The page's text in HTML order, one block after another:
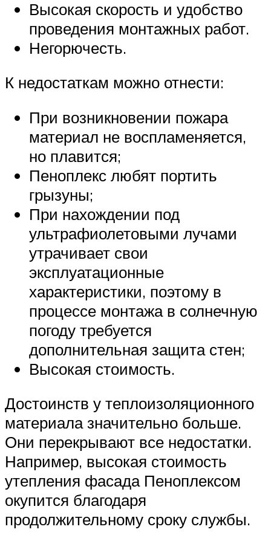
Высокая скорость и удобство
проведения монтажных работ.
Негорючесть.
К недостаткам можно отнести:
При возникновении пожара
материал не воспламеняется,
но плавится;
Пеноплекс любят портить
грызуны;
При нахождении под
ультрафиолетовыми лучами
утрачивает свои
эксплуатационные
характеристики, поэтому в
процессе монтажа в солнечную
погоду требуется
дополнительная защита стен;
Высокая стоимость.
Достоинств у теплоизоляционного
материала значительно больше.
Они перекрывают все недостатки.
Например, высокая стоимость
утепления фасада Пеноплексом
окупится благодаря
продолжительному сроку службы.